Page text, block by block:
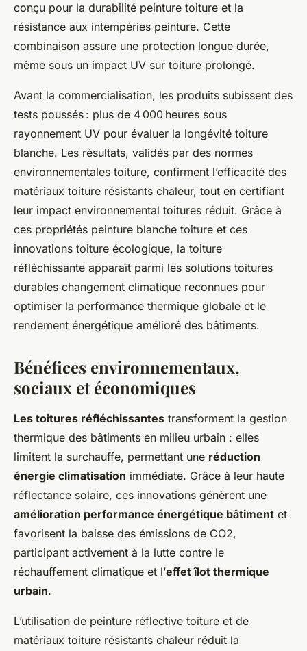
conçu pour la durabilité peinture toiture et la
résistance aux intempéries peinture. Cette
combinaison assure une protection longue durée,
même sous un impact UV sur toiture prolongé.
Avant la commercialisation, les produits subissent des
tests poussés : plus de 4 000 heures sous
rayonnement UV pour évaluer la longévité toiture
blanche. Les résultats, validés par des normes
environnementales toiture, confirment l’efficacité des
matériaux toiture résistants chaleur, tout en certifiant
leur impact environnemental toitures réduit. Grâce à
ces propriétés peinture blanche toiture et ces
innovations toiture écologique, la toiture
réfléchissante apparaît parmi les solutions toitures
durables changement climatique reconnues pour
optimiser la performance thermique globale et le
rendement énergétique amélioré des bâtiments.
Bénéfices environnementaux,
sociaux et économiques
Les toitures réfléchissantes transforment la gestion
thermique des bâtiments en milieu urbain : elles
limitent la surchauffe, permettant une réduction
énergie climatisation immédiate. Grâce à leur haute
réflectance solaire, ces innovations génèrent une
amélioration performance énergétique bâtiment et
favorisent la baisse des émissions de CO2,
participant activement à la lutte contre le
réchauffement climatique et l’effet îlot thermique
urbain.
L’utilisation de peinture réflective toiture et de
matériaux toiture résistants chaleur réduit la